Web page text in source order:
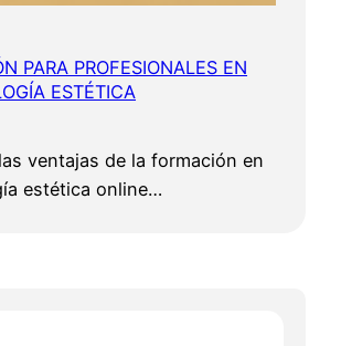
PARA PROFESIONALES EN
ESTÉTICA
ventajas de la formación en
estética online…